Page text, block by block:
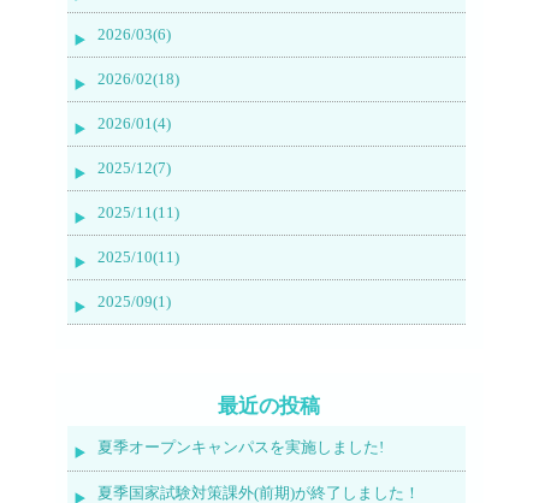
2026/03(6)
2026/02(18)
2026/01(4)
2025/12(7)
2025/11(11)
2025/10(11)
2025/09(1)
最近の投稿
夏季オープンキャンパスを実施しました!
夏季国家試験対策課外(前期)が終了しました！